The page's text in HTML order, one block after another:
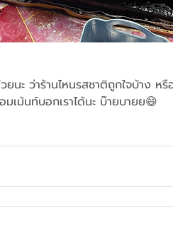
นะ ว่าร้านไหนรสชาติถูกใจบ้าง หรื
เม้นท์บอกเราได้นะ บ๊ายบายย😄